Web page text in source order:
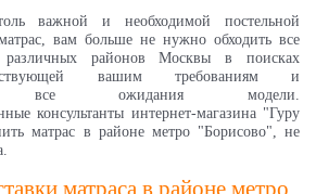
важной и необходимой постельной
вам больше не нужно обходить все
различных районов Москвы в поисках
вашим требованиям и
все ожидания модели.
консультанты интернет-магазина "Гуру
матрас в районе метро "Борисово", не
матраса в районе метро